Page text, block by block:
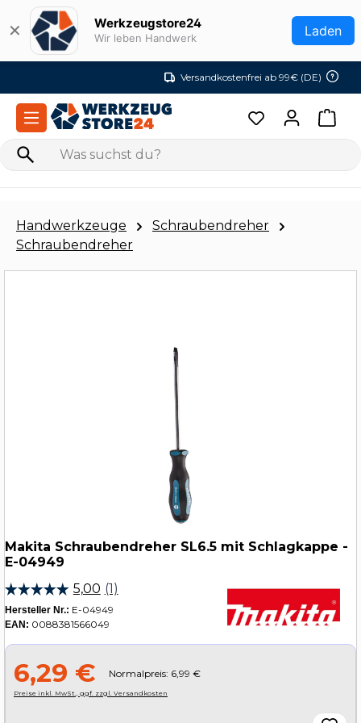
Zum Hauptinhalt springen
✕ Werkzeugstore24
Wir leben Handwerk Laden
Versandkostenfrei ab 99€ (DE)
Handwerkzeuge
Schraubendreher
Schraubendreher
Makita Schraubendreher SL6.5 mit Schlagkappe -
E-04949
Hersteller Nr.: E-04949
EAN: 0088381566049
6,29 € Normalpreis: 6,99 €
Preise inkl. MwSt., ggf. zzgl. Versandkosten